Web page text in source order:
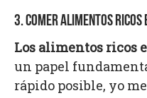
3. COMER ALIMENTOS RICOS
Los alimentos ricos
un papel
rápido posible, yo